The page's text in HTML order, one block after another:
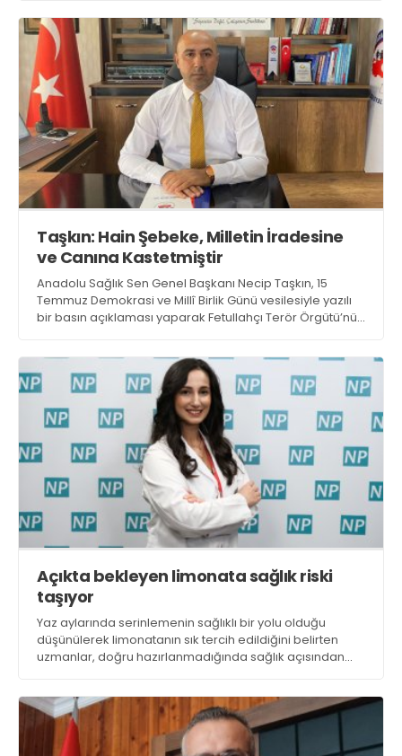
Taşkın: Hain Şebeke, Milletin İradesine
ve Canına Kastetmiştir
Anadolu Sağlık Sen Genel Başkanı Necip Taşkın, 15
Temmuz Demokrasi ve Millî Birlik Günü vesilesiyle yazılı
bir basın açıklaması yaparak Fetullahçı Terör Örgütü’nün
Açıkta bekleyen limonata sağlık riski
taşıyor
Yaz aylarında serinlemenin sağlıklı bir yolu olduğu
düşünülerek limonatanın sık tercih edildiğini belirten
uzmanlar, doğru hazırlanmadığında sağlık açısından